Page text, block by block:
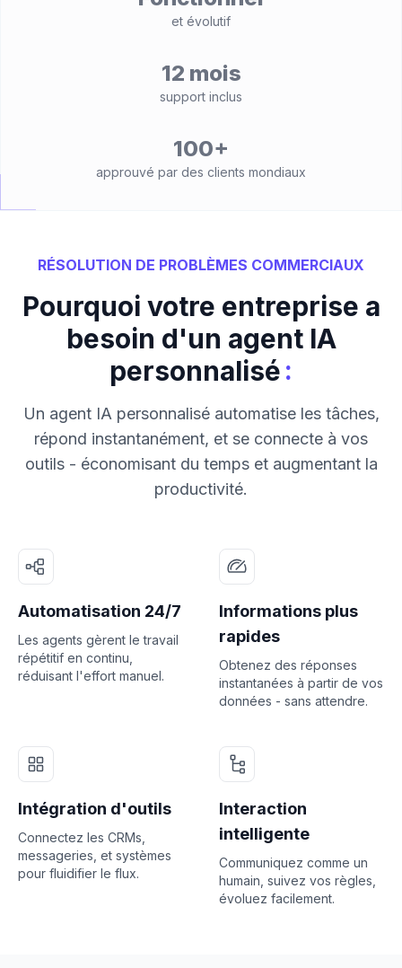
et évolutif
12 mois
support inclus
100+
approuvé par des clients mondiaux
RÉSOLUTION DE PROBLÈMES COMMERCIAUX
Pourquoi votre entreprise a
besoin d'un agent IA
personnalisé:
Un agent IA personnalisé automatise les tâches,
répond instantanément, et se connecte à vos
outils - économisant du temps et augmentant la
productivité.
Automatisation 24/7
Les agents gèrent le travail
répétitif en continu,
réduisant l'effort manuel.
Informations plus
rapides
Obtenez des réponses
instantanées à partir de vos
données - sans attendre.
Intégration d'outils
Connectez les CRMs,
messageries, et systèmes
pour fluidifier le flux.
Interaction
intelligente
Communiquez comme un
humain, suivez vos règles,
évoluez facilement.